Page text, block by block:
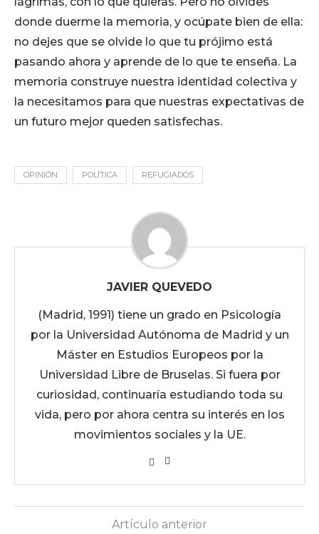
donde duerme la memoria, y ocúpate bien de ella:
no dejes que se olvide lo que tu prójimo está
pasando ahora y aprende de lo que te enseña. La
memoria construye nuestra identidad colectiva y
la necesitamos para que nuestras expectativas de
un futuro mejor queden satisfechas.
OPINIÓN POLÍTICA REFUGIADOS
JAVIER QUEVEDO
(Madrid, 1991) tiene un grado en Psicología
por la Universidad Autónoma de Madrid y un
Máster en Estudios Europeos por la
Universidad Libre de Bruselas. Si fuera por
curiosidad, continuaría estudiando toda su
vida, pero por ahora centra su interés en los
movimientos sociales y la UE.
Artículo anterior